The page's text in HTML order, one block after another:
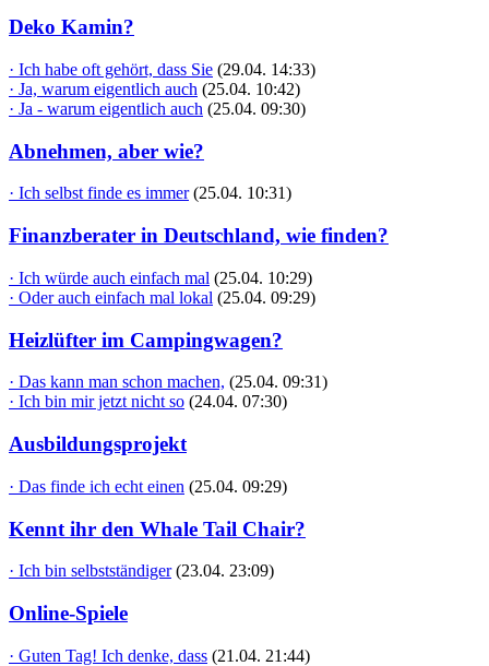
Deko Kamin?
· Ich habe oft gehört, dass Sie (29.04. 14:33)
· Ja, warum eigentlich auch (25.04. 10:42)
· Ja - warum eigentlich auch (25.04. 09:30)
Abnehmen, aber wie?
· Ich selbst finde es immer (25.04. 10:31)
Finanzberater in Deutschland, wie finden?
· Ich würde auch einfach mal (25.04. 10:29)
· Oder auch einfach mal lokal (25.04. 09:29)
Heizlüfter im Campingwagen?
· Das kann man schon machen, (25.04. 09:31)
· Ich bin mir jetzt nicht so (24.04. 07:30)
Ausbildungsprojekt
· Das finde ich echt einen (25.04. 09:29)
Kennt ihr den Whale Tail Chair?
· Ich bin selbstständiger (23.04. 23:09)
Online-Spiele
· Guten Tag! Ich denke, dass (21.04. 21:44)